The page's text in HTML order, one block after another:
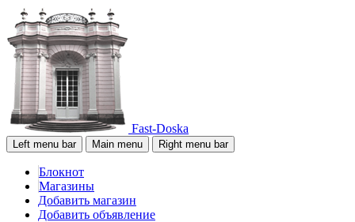
Fast-Doska
Left menu bar Main menu Right menu bar
Блокнот
Магазины
Добавить магазин
Добавить объявление